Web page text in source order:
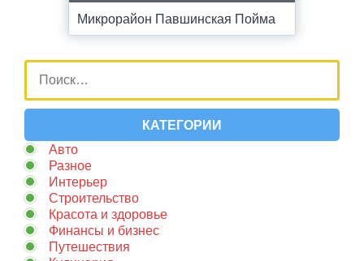
Микрорайон Павшинская Пойма
КАТЕГОРИИ
Авто
Разное
Интерьер
Строительство
Красота и здоровье
Финансы и бизнес
Путешествия